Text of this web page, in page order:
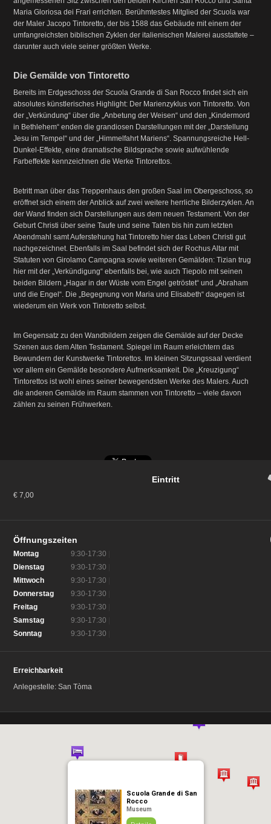
Maria Gloriosa dei Frari errichten. Berühmtestes Mitglied der Scuola war
der Maler Jacopo Tintoretto, der bis 1588 das Gebäude mit einem der
umfangreichsten biblischen Zyklen der italienischen Malerei ausstattete –
darunter auch viele seiner größten Werke.
Die Gemälde von Tintoretto
Bereits im Erdgeschoss der Scuola Grande di San Rocco findet sich ein
absolutes künstlerisches Highlight: Der Marienzyklus von Tintoretto. Von
der „Verkündung“ über die „Anbetung der Weisen“ und den „Kindermord
in Bethlehem“ enden die grandiosen Darstellungen mit der „Darstellung
Jesu im Tempel“ und der „Himmelfahrt Mariens“. Spannungsreiche Hell-
Dunkel-Effekte, eine dramatische Bildsprache sowie aufwühlende
Farbeffekte kennzeichnen die Werke Tintorettos.
Betritt man über das Treppenhaus den großen Saal im Obergeschoss, so
eröffnet sich einem der Anblick auf zwei weitere herrliche Bilderzyklen. An
der Wand finden sich Darstellungen aus dem neuen Testament. Von der
Geburt Christi über seine Taufe und seine Taten bis hin zum letzten
Abendmahl samt Auferstehung hat Tintoretto hier das Leben Christi gut
nachgezeichnet. Ebenfalls im Saal befindet sich der Rochus Altar mit
Statuten von Girolamo Campagna sowie weiteren Gemälden: Tizian trug
hier mit der „Verkündigung“ ebenfalls bei, wie auch Tiepolo mit seinen
beiden Bildern „Hagar in der Wüste vom Engel getröstet“ und „Abraham
und die Engel“. Die „Begegnung von Maria und Elisabeth“ dagegen ist
wiederum ein Werk von Tintoretto selbst.
Im Gegensatz zu den Wandbildern zeigen die Gemälde auf der Decke
Szenen aus dem Alten Testament. Spiegel im Raum erleichtern das
Bewundern der Kunstwerke Tintorettos. Im kleinen Sitzungssaal verdient
vor allem ein Gemälde besondere Aufmerksamkeit. Die „Kreuzigung“
Tintorettos ist wohl eines seiner bewegendsten Werke des Malers. Auch
die anderen Gemälde im Raum stammen von Tintoretto – viele davon
zählen zu seinen Frühwerken.
Eintritt
€ 7,00
Öffnungszeiten
Montag 9:30-17:30
Dienstag
9:30-17:30
Mittwoch
9:30-17:30
Donnerstag
9:30-17:30
Freitag
9:30-17:30
Samstag
9:30-17:30
Sonntag
9:30-17:30
Erreichbarkeit
Anlegestelle: San Tòma
Scuola Grande di San
Rocco
Museum